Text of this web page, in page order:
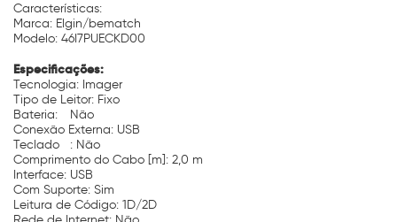
Características:
Marca: Elgin/bematch
Modelo: 46I7PUECKD00
Especificações:
Tecnologia: Imager
Tipo de Leitor: Fixo
Bateria:
Não
Conexão Externa: USB
Teclado
: Não
Comprimento do Cabo [m]: 2,0 m
Interface: USB
Com Suporte: Sim
Leitura de Código: 1D/2D